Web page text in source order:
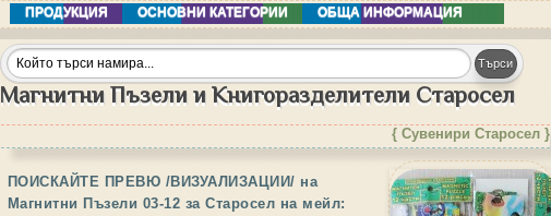
ПРОДУКЦИЯ ОСНОВНИ КАТЕГОРИИ ОБЩА ИНФОРМАЦИЯ
Магнитни Пъзели и Книгоразделители Старосел
{ Сувенири Старосел }
ПОИСКАЙТЕ ПРЕВЮ /ВИЗУАЛИЗАЦИИ/ на
Магнитни Пъзели 03-12 за Старосел на мейл: